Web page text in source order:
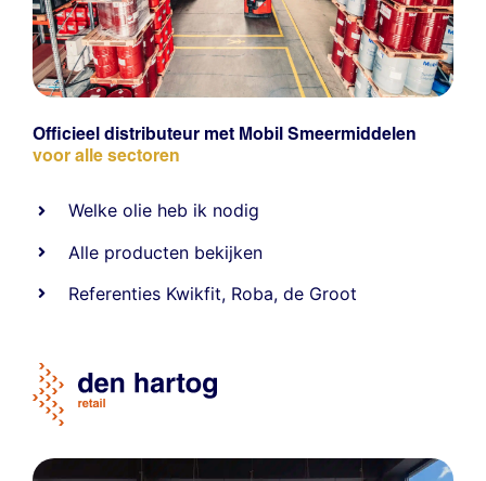
Officieel distributeur met Mobil Smeermiddelen
voor alle sectoren
Welke olie heb ik nodig
Alle producten bekijken
Referenties Kwikfit, Roba,de Groot